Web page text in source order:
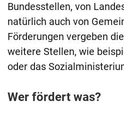
Bundesstellen, von
natürlich auch von
Förderungen vergeben
weitere Stellen, wie
oder das
Wer fördert was?